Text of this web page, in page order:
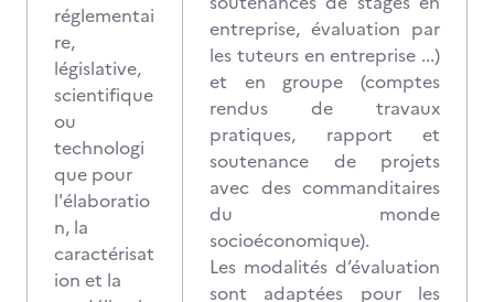
réglementai
re,
législative,
scientifique
ou
technologi
que pour
l'élaboratio
n, la
caractérisat
ion et la
entreprise, évaluation par
les tuteurs en entreprise ...)
et en groupe (comptes
rendus de travaux
pratiques, rapport et
soutenance de projets
avec des commanditaires
du monde
socioéconomique).
Les modalités d’évaluation
sont adaptées pour les